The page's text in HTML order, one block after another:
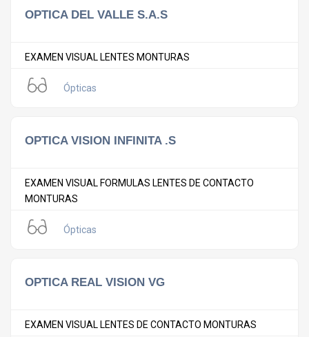
OPTICA DEL VALLE S.A.S
EXAMEN VISUAL LENTES MONTURAS
Ópticas
OPTICA VISION INFINITA .S
EXAMEN VISUAL FORMULAS LENTES DE CONTACTO
MONTURAS
Ópticas
OPTICA REAL VISION VG
EXAMEN VISUAL LENTES DE CONTACTO MONTURAS